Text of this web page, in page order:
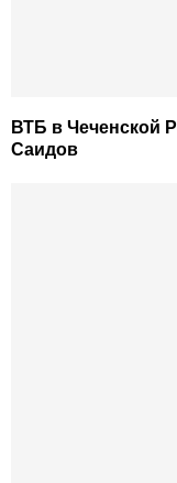
ВТБ в Чеченской
Саидов